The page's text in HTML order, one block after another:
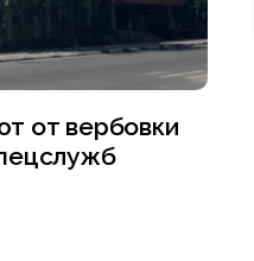
от вербовки